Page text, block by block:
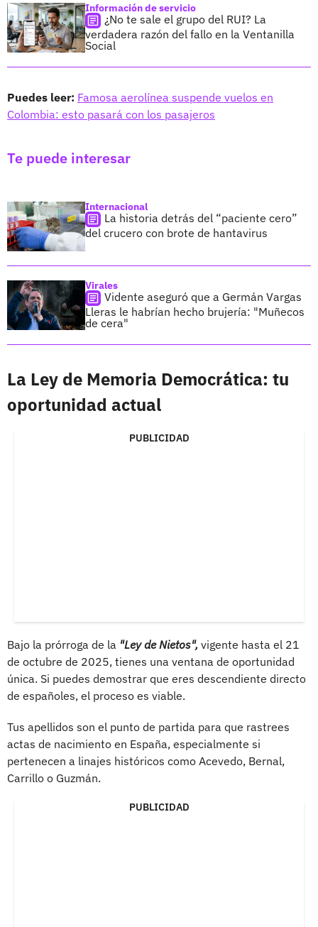
Información de servicio
¿No te sale el grupo del RUI? La
verdadera razón del fallo en la Ventanilla
Social
Puedes leer: Famosa aerolínea suspende vuelos en
Colombia: esto pasará con los pasajeros
Te puede interesar
Internacional
La historia detrás del “paciente cero”
del crucero con brote de hantavirus
Virales
Vidente aseguró que a Germán Vargas
Lleras le habrían hecho brujería: "Muñecos
de cera"
La Ley de Memoria Democrática: tu
oportunidad actual
PUBLICIDAD
Bajo la prórroga de la "Ley de Nietos", vigente hasta el 21
de octubre de 2025, tienes una ventana de oportunidad
única. Si puedes demostrar que eres descendiente directo
de españoles, el proceso es viable.
Tus apellidos son el punto de partida para que rastrees
actas de nacimiento en España, especialmente si
pertenecen a linajes históricos como Acevedo, Bernal,
Carrillo o Guzmán.
PUBLICIDAD